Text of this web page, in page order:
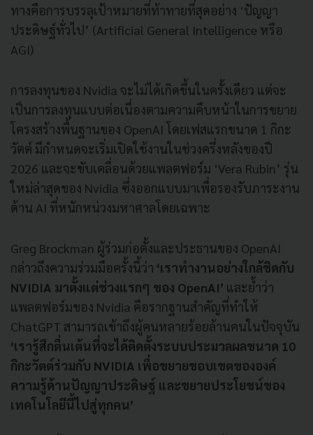
ทางคือการบรรลุเป้าหมายที่ท้าทายที่สุดอย่าง ‘ปัญญา
ประดิษฐ์ทั่วไป’ (Artificial General Intelligence หรือ
AGI)
การลงทุนของ Nvidia จะไม่ได้เกิดขึ้นในครั้งเดียว แต่จะ
เป็นการลงทุนแบบต่อเนื่องตามความคืบหน้าในการขยาย
โครงสร้างพื้นฐานของ OpenAI โดยเฟสแรกขนาด 1 กิกะ
วัตต์ มีกำหนดจะเริ่มเปิดใช้งานในช่วงครึ่งหลังของปี
2026 และจะขับเคลื่อนด้วยแพลตฟอร์ม ‘Vera Rubin’ รุ่น
ใหม่ล่าสุดของ Nvidia ซึ่งออกแบบมาเพื่อรองรับภาระงาน
ด้าน AI ที่หนักหน่วงมหาศาลโดยเฉพาะ
Greg Brockman ผู้ร่วมก่อตั้งและประธานของ OpenAI
กล่าวถึงความร่วมมือครั้งนี้ว่า ‘เราทำงานอย่างใกล้ชิดกับ
NVIDIA มาตั้งแต่ช่วงแรกๆ ของ OpenAI’ และย้ำว่า
แพลตฟอร์มของ Nvidia คือรากฐานสำคัญที่ทำให้
ChatGPT สามารถเข้าถึงผู้คนหลายร้อยล้านคนในปัจจุบัน
‘เรารู้สึกตื่นเต้นที่จะได้ติดตั้งระบบประมวลผลขนาด 10
กิกะวัตต์ร่วมกับ NVIDIA เพื่อขยายขอบเขตขององค์
ความรู้ด้านปัญญาประดิษฐ์ และขยายประโยชน์ของ
เทคโนโลยีนี้ไปสู่ทุกคน’